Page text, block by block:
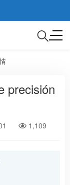
precisión
1,109